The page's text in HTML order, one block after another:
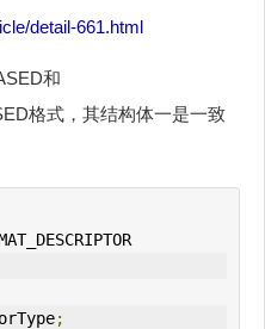
detail-661.html
和
格式，其结构体一是一致
;